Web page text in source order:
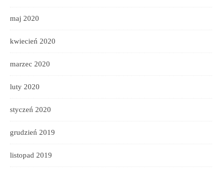
maj 2020
kwiecień 2020
marzec 2020
luty 2020
styczeń 2020
grudzień 2019
listopad 2019